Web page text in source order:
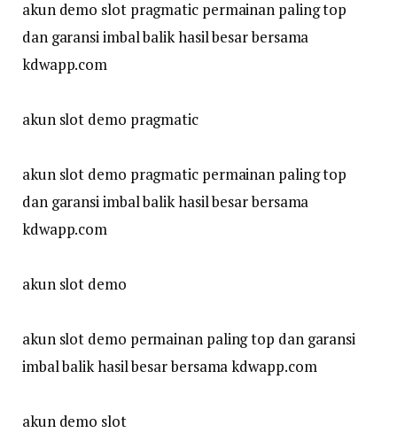
akun demo slot pragmatic permainan paling top
dan garansi imbal balik hasil besar bersama
kdwapp.com
akun slot demo pragmatic
akun slot demo pragmatic permainan paling top
dan garansi imbal balik hasil besar bersama
kdwapp.com
akun slot demo
akun slot demo permainan paling top dan garansi
imbal balik hasil besar bersama kdwapp.com
akun demo slot